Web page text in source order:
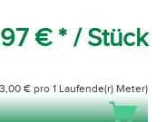
€ * / Stück
€ pro 1 Laufende(r) Meter)